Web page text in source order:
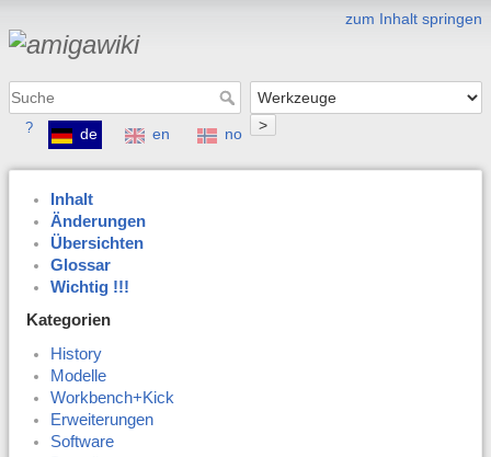
zum Inhalt springen
>
? de en no
Inhalt
Änderungen
Übersichten
Glossar
Wichtig !!!
Kategorien
History
Modelle
Workbench+Kick
Erweiterungen
Software